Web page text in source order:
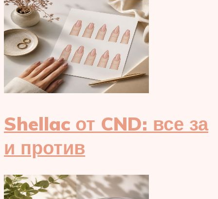
Shellac от CND: все за
и против